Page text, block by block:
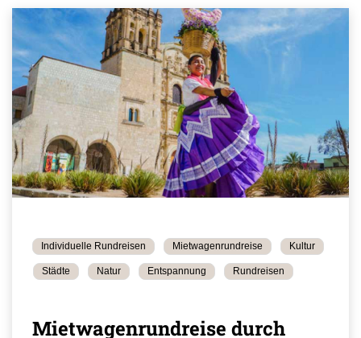
Individuelle Rundreisen Mietwagenrundreise Kultur
Städte Natur Entspannung Rundreisen
Mietwagenrundreise durch